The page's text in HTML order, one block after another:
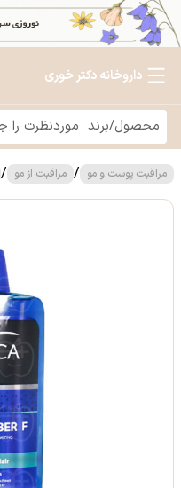
داروخانه دکتر خوری
مراقبت پوست و مو / مراقبت از مو /